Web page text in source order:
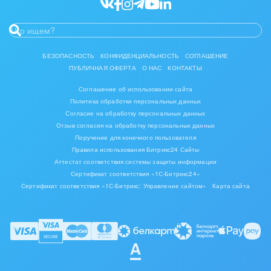
БЕЗОПАСНОСТЬ КОНФИДЕНЦИАЛЬНОСТЬ
СОГЛАШЕНИЕ
ПУБЛИЧНАЯ ОФЕРТА
О НАС КОНТАКТЫ
Соглашение об использовании сайта
Политика обработки персональных данных
Согласие на обработку персональных данных
Отзыв согласия на обработку персональных данных
Поручение для конечного пользователя
Правила использования Битрикс24 Сайты
Аттестат соответствия системы защиты информации
Сертификат соответствия «1С-Битрикс24»
Сертификат соответствия «1С-Битрикс: Управление сайтом»
Карта сайта